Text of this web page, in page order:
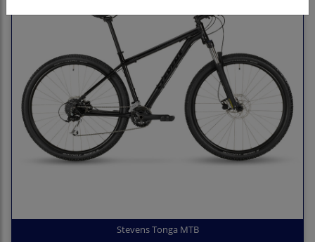
Stevens Tonga MTB